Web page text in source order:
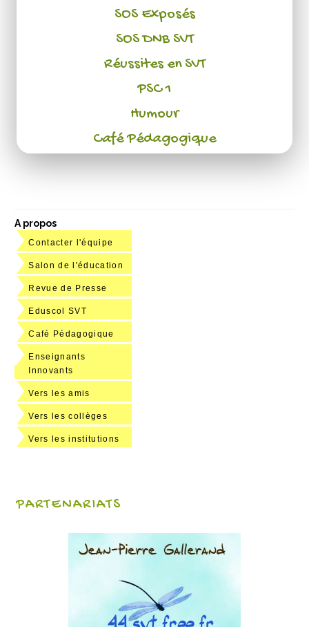
SOS Exposés
SOS DNB SVT
Réussites en SVT
PSC 1
Humour
Café Pédagogique
A propos
Contacter l'équipe
Salon de l'éducation
Revue de Presse
Eduscol SVT
Café Pédagogique
Enseignants
Innovants
Vers les amis
Vers les collèges
Vers les institutions
PARTENARIATS